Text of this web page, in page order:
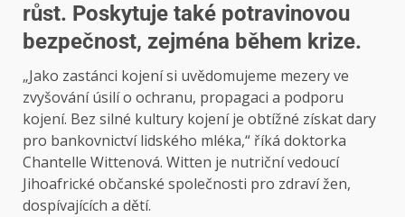
růst. Poskytuje také potravinovou
bezpečnost, zejména během krize.
„Jako zastánci kojení si uvědomujeme mezery ve
zvyšování úsilí o ochranu, propagaci a podporu
kojení. Bez silné kultury kojení je obtížné získat dary
pro bankovnictví lidského mléka,“ říká doktorka
Chantelle Wittenová. Witten je nutriční vedoucí
Jihoafrické občanské společnosti pro zdraví žen,
dospívajících a dětí.